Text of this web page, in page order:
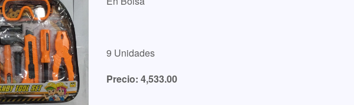
9 Unidades
Precio: 4,533.00